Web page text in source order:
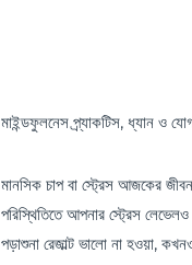
মাইন্ডফুলনেস প্র্যাকটিস, ধ্যান ও
মানসিক চাপ বা স্ট্রেস আজকের
পরিস্থিতিতে আপনার স্ট্রেস
পড়াশুনা রেজাল্ট ভালো না হওয়া,